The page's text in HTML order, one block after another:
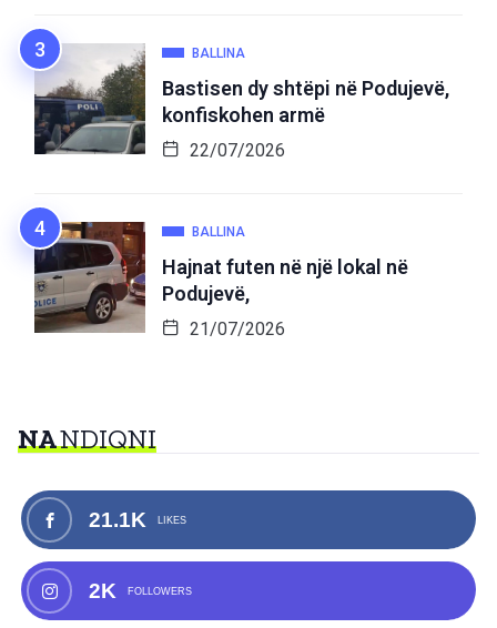
BALLINA
Bastisen dy shtëpi në Podujevë,
konfiskohen armë
22/07/2026
BALLINA
Hajnat futen në një lokal në
Podujevë,
21/07/2026
NANDIQNI
21.1K LIKES
2K FOLLOWERS